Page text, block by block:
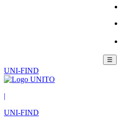
☰
UNI-FIND
|
UNI-FIND